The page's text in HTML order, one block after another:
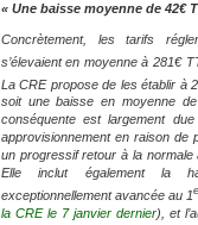
« Une baisse moyenne de 42€
Concrètement, les tarifs
s’élevaient en moyenne à 281€
La CRE propose de les établir à
soit une baisse en moyenne
conséquente est largement
approvisionnement en raison de
un progressif retour à la normale
Elle inclut également la
exceptionnellement avancée au 1
la CRE le 7 janvier dernier), et